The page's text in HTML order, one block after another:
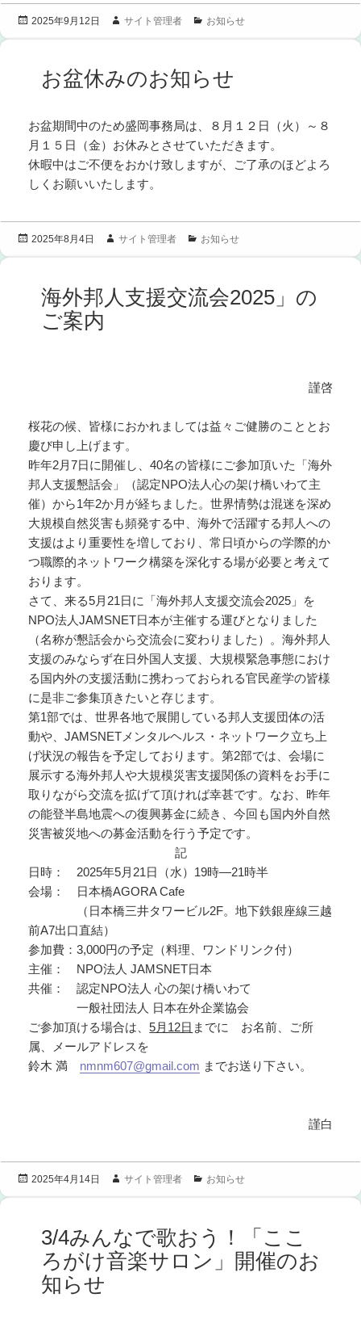
投
2025年9月12日
作
サイト管理者
カ
ー
お知らせ
お盆休みのお知らせ
お盆期間中のため盛岡事務局は、８月１２日（火）～８
月１５日（金）お休みとさせていただきます。
休暇中はご不便をおかけ致しますが、ご了承のほどよろ
しくお願いいたします。
投
2025年8月4日
作
サイト管理者
カ
ー
お知らせ
海外邦人支援交流会2025」の
ご案内
謹啓
桜花の候、皆様におかれましては益々ご健勝のこととお
慶び申し上げます。
昨年2月7日に開催し、40名の皆様にご参加頂いた「海外
邦人支援懇話会」（認定NPO法人心の架け橋いわて主
催）から1年2か月が経ちました。世界情勢は混迷を深め
大規模自然災害も頻発する中、海外で活躍する邦人への
支援はより重要性を増しており、常日頃からの学際的か
つ職際的ネットワーク構築を深化する場が必要と考えて
おります。
さて、来る5月21日に「海外邦人支援交流会2025」を
NPO法人JAMSNET日本が主催する運びとなりました
（名称が懇話会から交流会に変わりました）。海外邦人
支援のみならず在日外国人支援、大規模緊急事態におけ
る国内外の支援活動に携わっておられる官民産学の皆様
に是非ご参集頂きたいと存じます。
第1部では、世界各地で展開している邦人支援団体の活
動や、JAMSNETメンタルヘルス・ネットワーク立ち上
げ状況の報告を予定しております。第2部では、会場に
展示する海外邦人や大規模災害支援関係の資料をお手に
取りながら交流を拡げて頂ければ幸甚です。なお、昨年
の能登半島地震への復興募金に続き、今回も国内外自然
災害被災地への募金活動を行う予定です。
記
日時： 2025年5月21日（水）19時―21時半
会場： 日本橋AGORA Cafe
（日本橋三井タワービル2F。地下鉄銀座線三越
前A7出口直結）
参加費：3,000円の予定（料理、ワンドリンク付）
主催： NPO法人 JAMSNET日本
共催： 認定NPO法人 心の架け橋いわて
一般社団法人 日本在外企業協会
ご参加頂ける場合は、5月12日 までに お名前、ご所
属、メールアドレスを
鈴木 満 nmnm607@gmail.com までお送り下さい。
謹白
投
2025年4月14日
作
サイト管理者
カ
ー
お知らせ
3/4みんなで歌おう！「ここ
ろがけ音楽サロン」開催のお
知らせ